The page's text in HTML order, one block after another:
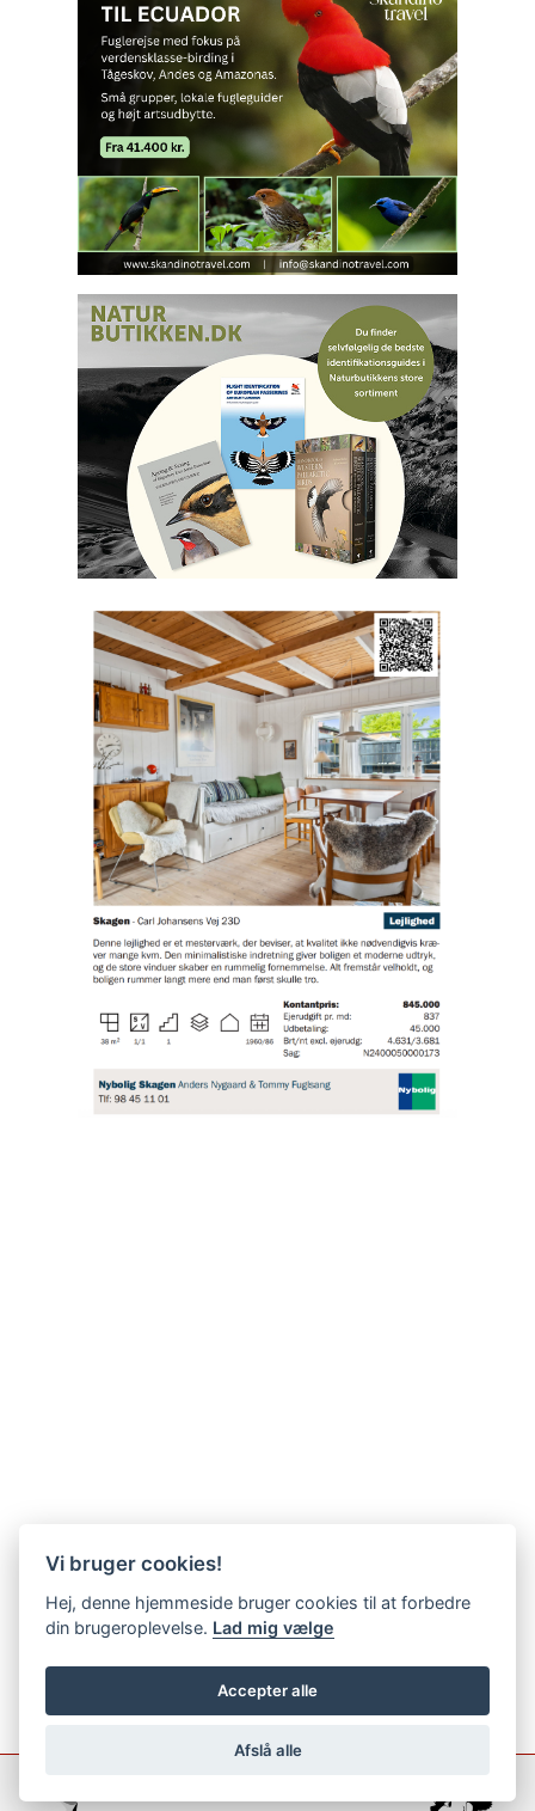
Vi bruger cookies!
Hej, denne hjemmeside bruger cookies til at forbedre
din brugeroplevelse. Lad mig vælge
Accepter alle
Afslå alle